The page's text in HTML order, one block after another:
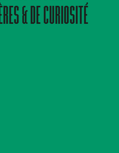
& DE CURIOSITÉ